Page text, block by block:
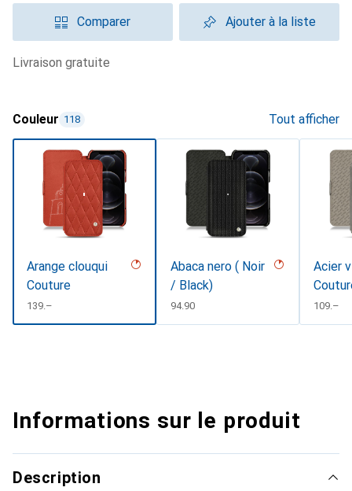
Comparer Ajouter à la liste
livraison gratuite
Couleur 118 Tout afficher
Arange clouqui
Couture
CHF
139.–
Abaca nero ( Noir
/ Black)
CHF
94.90
Acier
CHF
109.–
Informations sur le produit
Description